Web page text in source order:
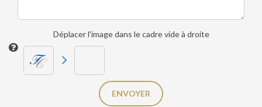
Déplacer l'image dans le cadre vide à droite
ENVOYER